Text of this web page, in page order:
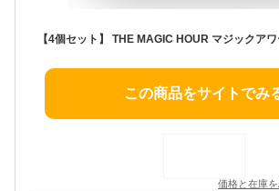
この商品をサイトでみ
価格と在庫を